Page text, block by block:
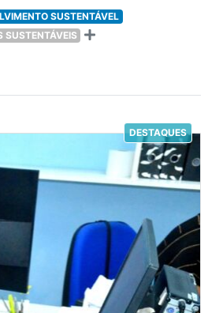
SUSTENTÁVEL
SUSTENTÁVEIS
DESTAQUES